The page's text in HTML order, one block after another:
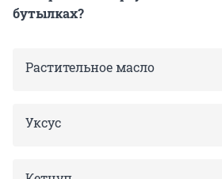
бутылках?
Растительное масло
Уксус